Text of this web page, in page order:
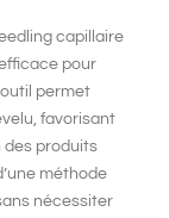
capillaire
pour
permet
favorisant
des produits
méthode
nécessiter